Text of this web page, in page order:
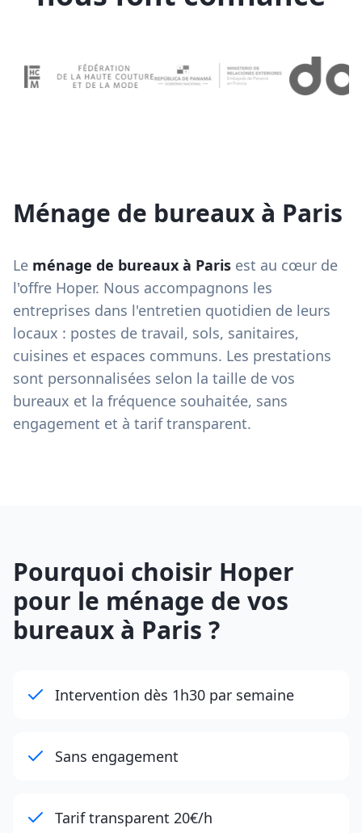
Ménage de bureaux à Paris
Le ménage de bureaux à Paris est au cœur de
l'offre Hoper. Nous accompagnons les
entreprises dans l'entretien quotidien de leurs
locaux : postes de travail, sols, sanitaires,
cuisines et espaces communs. Les prestations
sont personnalisées selon la taille de vos
bureaux et la fréquence souhaitée, sans
engagement et à tarif transparent.
Pourquoi choisir Hoper
pour le ménage de vos
bureaux à Paris ?
Intervention dès 1h30 par semaine
Sans engagement
Tarif transparent 20€/h